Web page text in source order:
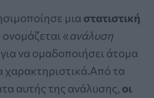
μια στατιστική
«ανάλυση
να ομαδοποιήσει άτομα
χαρακτηριστικά.Από τα
αυτής της ανάλυσης, οι